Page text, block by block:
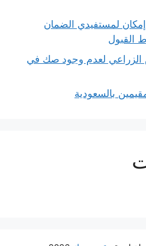
لمستفيدي الضمان
القبول
لعدم وجود صك في
بالسعودية